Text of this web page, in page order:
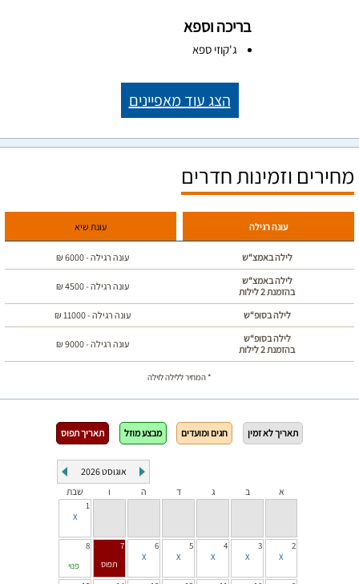
בריכה וספא
ג'קוזי ספא
הצג עוד מאפיינים
מחירים וזמינות חדרים
עונת שיא עונה רגילה
לילה באמצ“ש עונה רגילה -6000
₪
לילה באמצ“ש
בהזמנת 2 לילות
עונה רגילה -4500
₪
לילה בסופ“ש עונה רגילה -11000
₪
לילה בסופ“ש
בהזמנת 2 לילות
עונה רגילה -9000
₪
* המחיר ללילה לוילה
תאריך לא זמין חגים ומועדים מבצע מוזל תאריך תפוס
אוגוסט2026
א
ב ג ד ה ו שבת
1
2
3
4
5
6
7
8
פנוי